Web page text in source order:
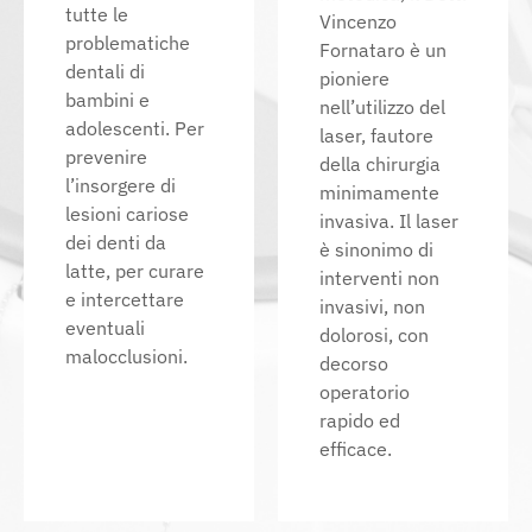
tutte le
problematiche
dentali di
bambini e
adolescenti. Per
prevenire
l’insorgere di
lesioni cariose
dei denti da
latte, per curare
e intercettare
eventuali
malocclusioni.
Vincenzo
Fornataro è un
pioniere
nell’utilizzo del
laser, fautore
della chirurgia
minimamente
invasiva. Il laser
è sinonimo di
interventi non
invasivi, non
dolorosi, con
decorso
operatorio
rapido ed
efficace.